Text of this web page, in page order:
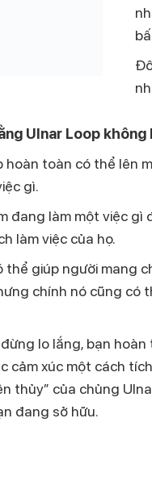
Ulnar Loop
hoàn toàn có thể lên
gì.
đang làm một việc gì
làm việc của họ.
thể giúp người mang
chính nó cũng có
lo lắng, bạn
cảm xúc một cách
thủy” của chủng
đang sở hữu.